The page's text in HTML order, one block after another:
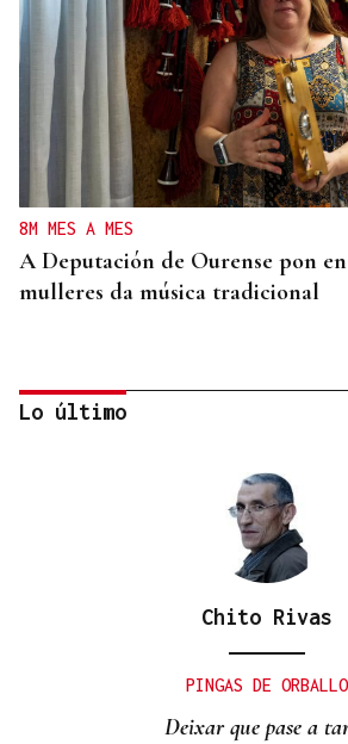
8M MES A MES
A Deputación de Ourense pon
mulleres da música tradicional
La portada de La Región de este
Lo último
Chito Rivas
PINGAS DE ORBALLO
Deixar que pase a